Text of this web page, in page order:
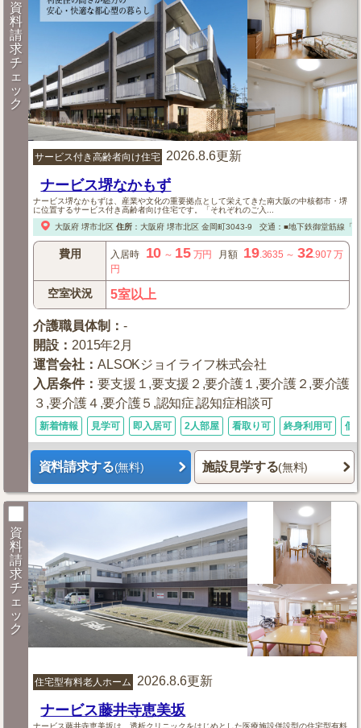
資
料
請
求
チ
ェ
ッ
ク
サービス付き高齢者向け住宅 2026.8.6更新
ナービス堺なかもず
ナービス堺なかもずは、産業や文化の重要拠点として栄えてきた南大阪の中核都市・堺
に位置するサービス付き高齢者向け住宅です。「それぞれのご入...
大阪府 堺市北区 住所： 大阪府 堺市北区金岡町3043‐9 交通：■地下鉄御堂筋線「
費用 入居時 10 ～ 15 万円 月額 19.3635 ～ 32.907 万
円
空室状況 5室以上
介護職員体制 ：-
開設 ： 2015年2月
運営会社 ：ALSOKジョイライフ株式会社
入居条件：要支援１,要支援２,要介護１,要介護２,要介護
３,要介護４,要介護５,認知症,認知症相談可
新着情報 見学可 即入居可 2人部屋 看取り可 終身利用可 個
資料請求する(無料) 施設見学する(無料)
資
料
請
求
チ
ェ
ッ
ク
住宅型有料老人ホーム 2026.8.6更新
ナービス藤井寺恵美坂
ナービス藤井寺恵美坂は、透析クリニックをはじめとした医療施設併設型の住宅型有料